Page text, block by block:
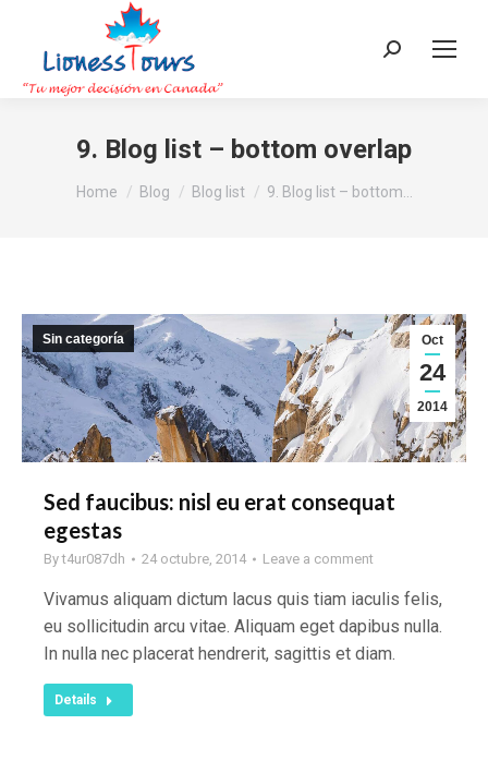
Search:
9. Blog list – bottom overlap
You are here:
Home Blog Blog list 9. Blog list – bottom…
Oct
24
2014
Sin categoría
Sed faucibus: nisl eu erat consequat
egestas
Byt4ur087dh 24 octubre, 2014 Leave a comment
Vivamus aliquam dictum lacus quis tiam iaculis felis,
eu sollicitudin arcu vitae. Aliquam eget dapibus nulla.
In nulla nec placerat hendrerit, sagittis et diam.
Details